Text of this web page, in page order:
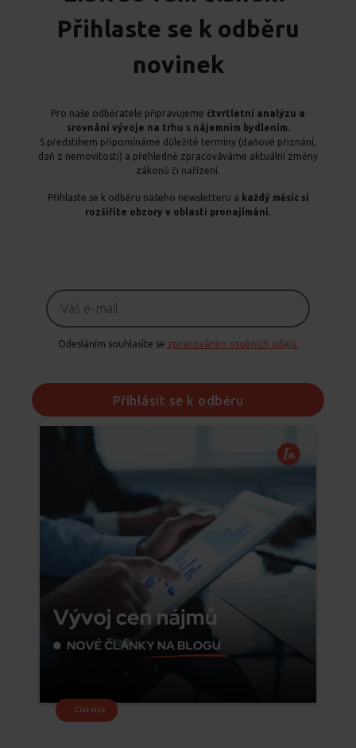
Přihlaste se k odběru
novinek
Pro naše odběratele připravujeme čtvrtletní analýzu a
srovnání vývoje na trhu s nájemním bydlením.
S předstihem připomínáme důležité termíny (daňové přiznání,
daň z nemovitosti) a přehledně zpracováváme aktuální změny
zákonů či nařízení.
Přihlaste se k odběru našeho newsletteru a každý měsíc si
rozšíříte obzory v oblasti pronajímání.
Odesláním souhlasíte se zpracováním osobních údajů.
Přihlásit se k odběru
Číst více